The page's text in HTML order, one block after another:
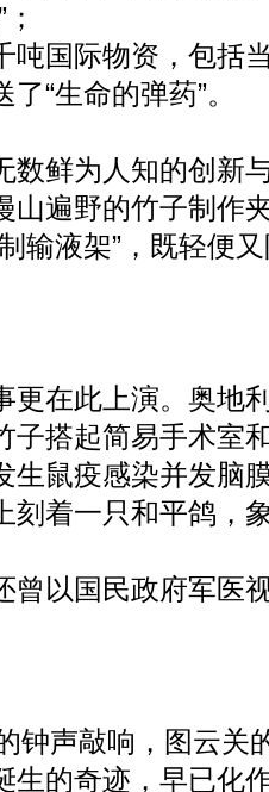
吨国际物资，包括
“生命的弹药”。
数鲜为人知的创新
山遍野的竹子制作
输液架”，既轻便
更在此上演。奥地
子搭起简易手术室
生鼠疫感染并发脑
刻着一只和平鸽，
曾以国民政府军医
钟声敲响，图云关
生的奇迹，早已化